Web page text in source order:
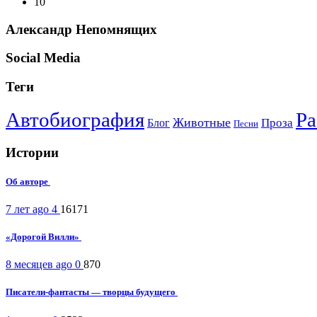
Александр Непомнящих
Social Media
Теги
Автобиография Блог Животные Песни Проза
Истории
Об авторе
7 лет ago 4 16171
«Дорогой Вилли»
8 месяцев ago 0 870
Писатели-фантасты — творцы будущего